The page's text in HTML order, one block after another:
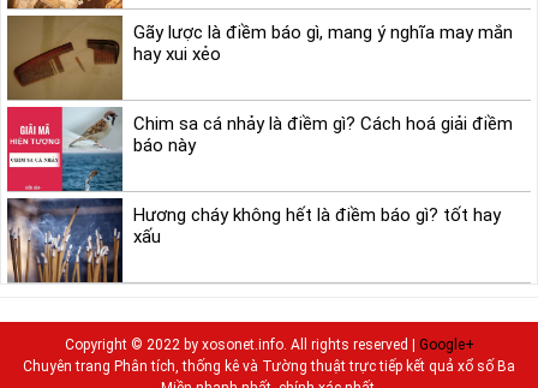
Gãy lược là điềm báo gì, mang ý nghĩa may mắn
hay xui xẻo
Chim sa cá nhảy là điềm gì? Cách hoá giải điềm
báo này
Hương cháy không hết là điềm báo gì? tốt hay
xấu
Copyright © 2022 by xosonet.info. All rights reserved | Google+
Chuyên trang Phân tích, thống kê và Tường thuật trực tiếp kết quả xổ số Ba